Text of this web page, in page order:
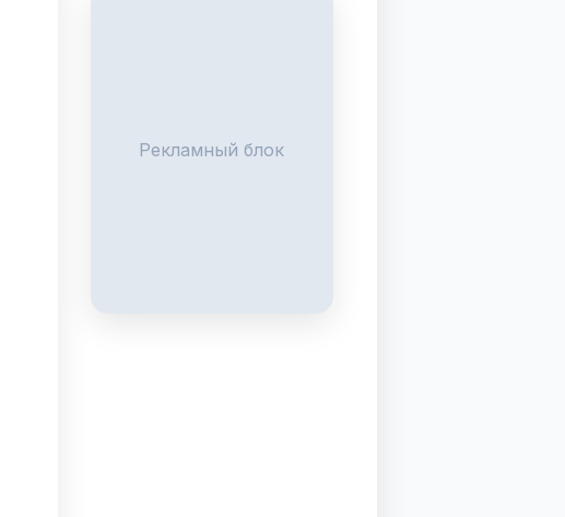
Рекламный блок